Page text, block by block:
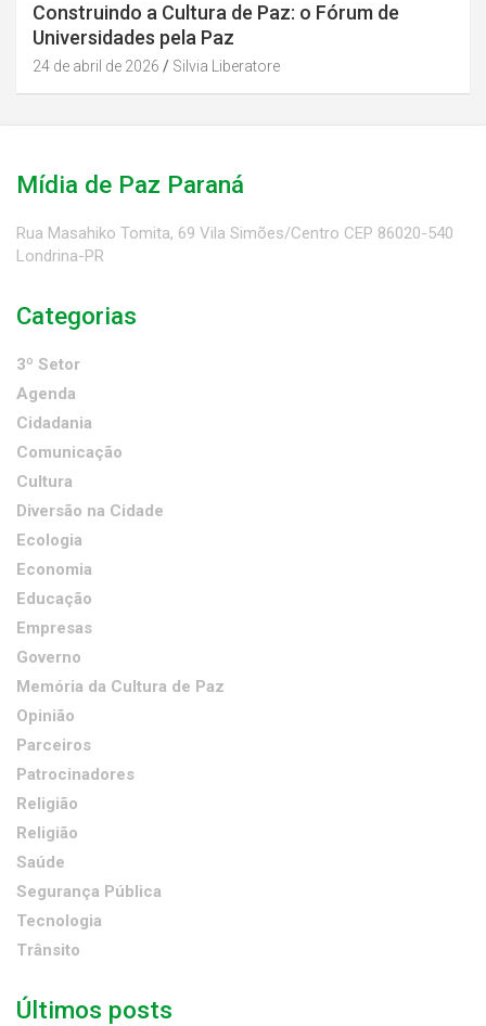
Construindo a Cultura de Paz: o Fórum de
Universidades pela Paz
24 de abril de 2026 Silvia Liberatore
Mídia de Paz Paraná
Rua Masahiko Tomita, 69 Vila Simões/Centro CEP 86020-540
Londrina-PR
Categorias
3º Setor
Agenda
Cidadania
Comunicação
Cultura
Diversão na Cidade
Ecologia
Economia
Educação
Empresas
Governo
Memória da Cultura de Paz
Opinião
Parceiros
Patrocinadores
Religião
Religião
Saúde
Segurança Pública
Tecnologia
Trânsito
Últimos posts